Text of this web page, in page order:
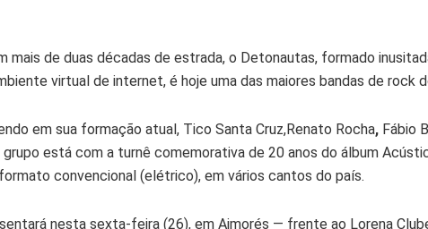
mais de duas décadas de estrada, o Detonautas, formado
virtual de internet, é hoje uma das maiores bandas de rock
em sua formação atual, Tico Santa Cruz,Renato Rocha, Fábio
grupo está com a turnê comemorativa de 20 anos do álbum
convencional (elétrico), em vários cantos do país.
nesta sexta-feira (26), em Aimorés — frente ao Lorena